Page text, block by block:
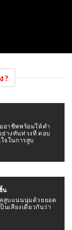
?
อาชีพพร้อมให้คำ
างทันท่วงที ตอบ
จในการสูบ
น
สูบแน่นนุ่มด้วยยอด
เสียงเดียวกันว่า